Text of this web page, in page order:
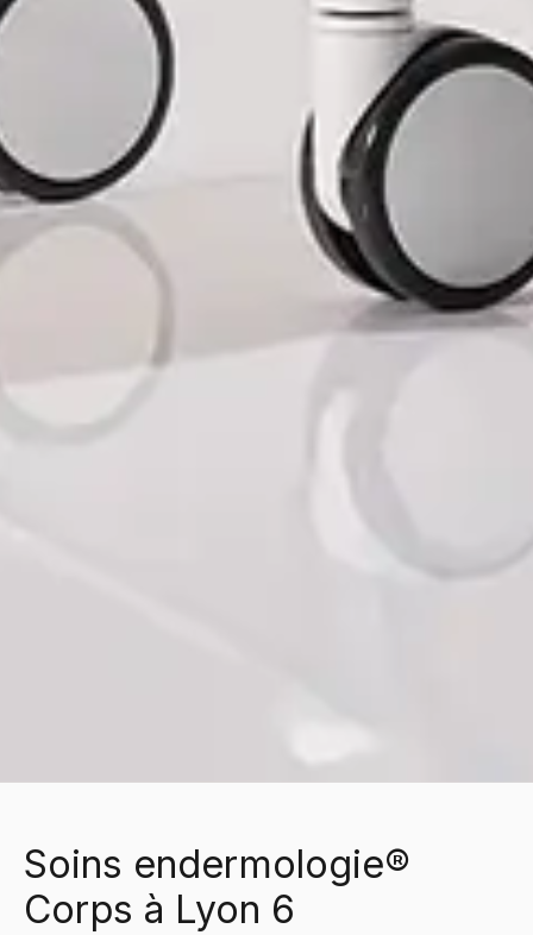
Soins endermologie®
Corps à Lyon 6